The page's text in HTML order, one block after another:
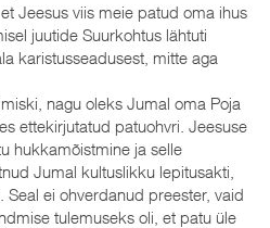
Jeesus viis meie patud oma ihus
juutide Suurkohtus lähtuti
karistusseadusest, mitte aga
nagu oleks Jumal oma Poja
ettekirjutatud patuohvri. Jeesuse
hukkamõistmine ja selle
Jumal kultuslikku lepitusakti,
ei ohverdanud preester, vaid
tulemuseks oli, et patu üle